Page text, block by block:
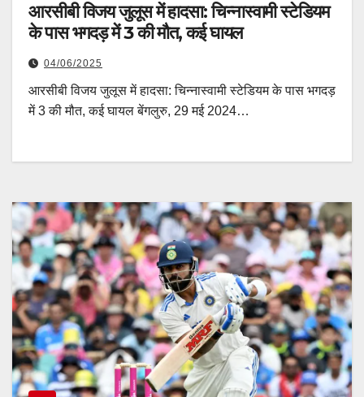
आरसीबी विजय जुलूस में हादसा: चिन्नास्वामी स्टेडियम
के पास भगदड़ में 3 की मौत, कई घायल
04/06/2025
आरसीबी विजय जुलूस में हादसा: चिन्नास्वामी स्टेडियम के पास भगदड़
में 3 की मौत, कई घायल बेंगलुरु, 29 मई 2024…